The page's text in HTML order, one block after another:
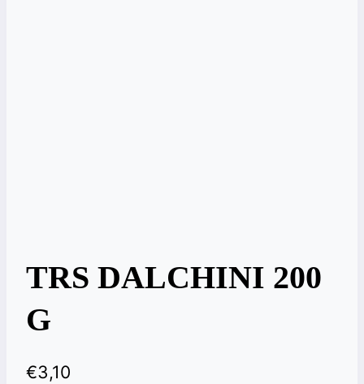
TRS DALCHINI 200
G
€3,10